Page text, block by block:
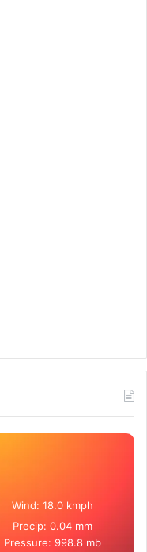
Wind: 18.0 kmph
Precip: 0.04 mm
Pressure: 998.8 mb